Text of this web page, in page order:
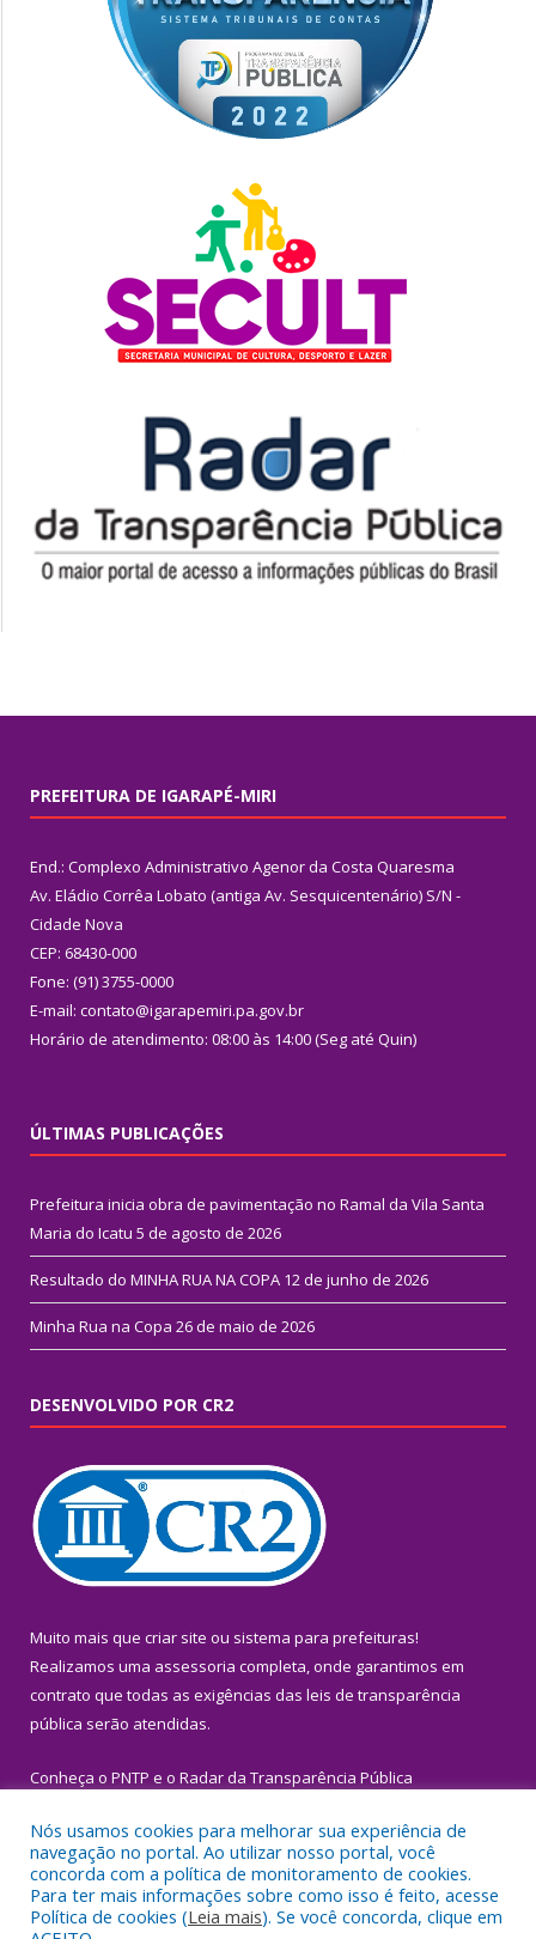
PREFEITURA DE IGARAPÉ-MIRI
End.: Complexo Administrativo Agenor da Costa Quaresma
Av. Eládio Corrêa Lobato (antiga Av. Sesquicentenário) S/N -
Cidade Nova
CEP: 68430-000
Fone: (91) 3755-0000
E-mail: contato@igarapemiri.pa.gov.br
Horário de atendimento: 08:00 às 14:00 (Seg até Quin)
ÚLTIMAS PUBLICAÇÕES
Prefeitura inicia obra de pavimentação no Ramal da Vila Santa
Maria do Icatu 5 de agosto de 2026
Resultado do MINHA RUA NA COPA 12 de junho de 2026
Minha Rua na Copa 26 de maio de 2026
DESENVOLVIDO POR CR2
Muito mais que criar site ou sistema para prefeituras!
Realizamos uma assessoria completa, onde garantimos em
contrato que todas as exigências das leis de transparência
pública serão atendidas.
Conheça o PNTP e o Radar da Transparência Pública
Todos os direitos reservados a Prefeitura Municipal de Igarapé-
Miri.
Nós usamos cookies para melhorar sua experiência de
navegação no portal. Ao utilizar nosso portal, você
concorda com a política de monitoramento de cookies.
Para ter mais informações sobre como isso é feito, acesse
Política de cookies (Leia mais). Se você concorda, clique em